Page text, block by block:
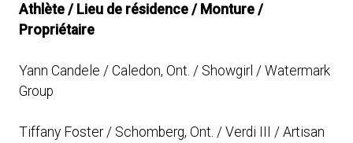
Athlète / Lieu de résidence / Monture /
Propriétaire
Yann Candele / Caledon, Ont. / Showgirl / Watermark
Group
Tiffany Foster / Schomberg, Ont. / Verdi III / Artisan